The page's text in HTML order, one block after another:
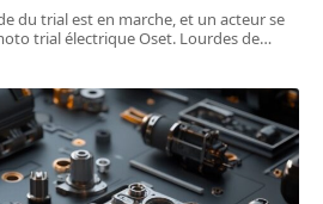
du trial est en marche, et un acteur se
trial électrique Oset. Lourdes de…